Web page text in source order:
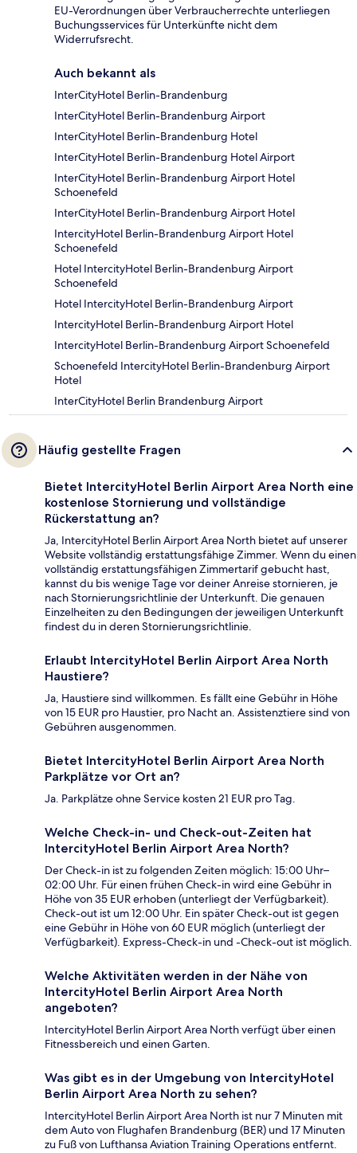
EU-Verordnungen über Verbraucherrechte unterliegen
Buchungsservices für Unterkünfte nicht dem
Widerrufsrecht.
Auch bekannt als
InterCityHotel Berlin-Brandenburg
InterCityHotel Berlin-Brandenburg Airport
InterCityHotel Berlin-Brandenburg Hotel
InterCityHotel Berlin-Brandenburg Hotel Airport
InterCityHotel Berlin-Brandenburg Airport Hotel
Schoenefeld
InterCityHotel Berlin-Brandenburg Airport Hotel
IntercityHotel Berlin-Brandenburg Airport Hotel
Schoenefeld
Hotel IntercityHotel Berlin-Brandenburg Airport
Schoenefeld
Hotel IntercityHotel Berlin-Brandenburg Airport
IntercityHotel Berlin-Brandenburg Airport Hotel
IntercityHotel Berlin-Brandenburg Airport Schoenefeld
Schoenefeld IntercityHotel Berlin-Brandenburg Airport
Hotel
InterCityHotel Berlin Brandenburg Airport
Häufig gestellte Fragen
Bietet IntercityHotel Berlin Airport Area North eine
kostenlose Stornierung und vollständige
Rückerstattung an?
Ja, IntercityHotel Berlin Airport Area North bietet auf unserer
Website vollständig erstattungsfähige Zimmer. Wenn du einen
vollständig erstattungsfähigen Zimmertarif gebucht hast,
kannst du bis wenige Tage vor deiner Anreise stornieren, je
nach Stornierungsrichtlinie der Unterkunft. Die genauen
Einzelheiten zu den Bedingungen der jeweiligen Unterkunft
findest du in deren Stornierungsrichtlinie.
Erlaubt IntercityHotel Berlin Airport Area North
Haustiere?
Ja, Haustiere sind willkommen. Es fällt eine Gebühr in Höhe
von 15 EUR pro Haustier, pro Nacht an. Assistenztiere sind von
Gebühren ausgenommen.
Bietet IntercityHotel Berlin Airport Area North
Parkplätze vor Ort an?
Ja. Parkplätze ohne Service kosten 21 EUR pro Tag.
Welche Check-in- und Check-out-Zeiten hat
IntercityHotel Berlin Airport Area North?
Der Check-in ist zu folgenden Zeiten möglich: 15:00 Uhr–
02:00 Uhr. Für einen frühen Check-in wird eine Gebühr in
Höhe von 35 EUR erhoben (unterliegt der Verfügbarkeit).
Check-out ist um 12:00 Uhr. Ein später Check-out ist gegen
eine Gebühr in Höhe von 60 EUR möglich (unterliegt der
Verfügbarkeit). Express-Check-in und -Check-out ist möglich.
Welche Aktivitäten werden in der Nähe von
IntercityHotel Berlin Airport Area North
angeboten?
IntercityHotel Berlin Airport Area North verfügt über einen
Fitnessbereich und einen Garten.
Was gibt es in der Umgebung von IntercityHotel
Berlin Airport Area North zu sehen?
IntercityHotel Berlin Airport Area North ist nur 7 Minuten mit
dem Auto von Flughafen Brandenburg (BER) und 17 Minuten
zu Fuß von Lufthansa Aviation Training Operations entfernt.